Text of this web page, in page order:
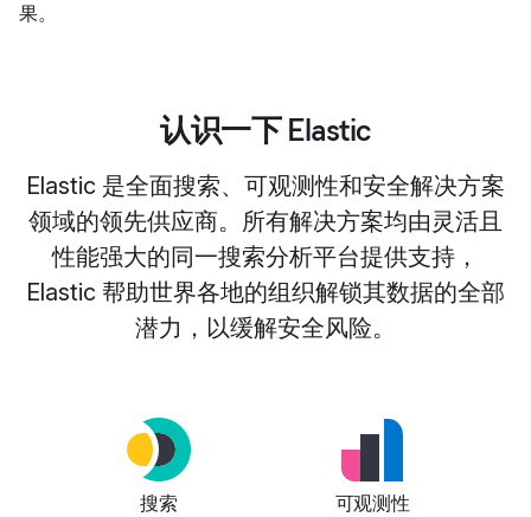
果。
认识一下 Elastic
Elastic 是全面搜索、可观测性和安全解决方案
领域的领先供应商。所有解决方案均由灵活且
性能强大的同一搜索分析平台提供支持，
Elastic 帮助世界各地的组织解锁其数据的全部
潜力，以缓解安全风险。
搜索 可观测性